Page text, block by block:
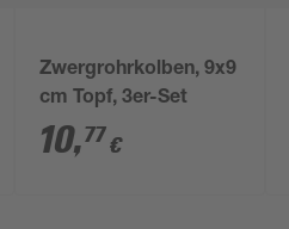
Zwergrohrkolben, 9x9
cm Topf, 3er-Set
10,77€